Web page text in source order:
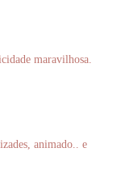
maravilhosa.
animado.. e